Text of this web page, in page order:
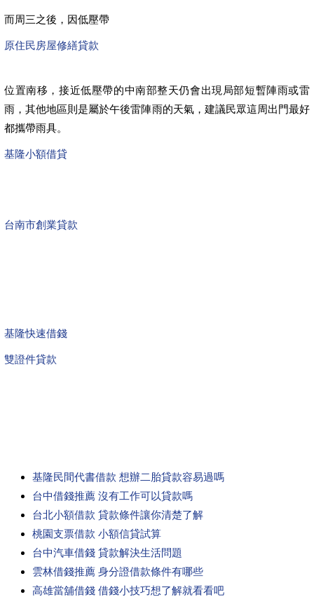
而周三之後，因低壓帶
原住民房屋修繕貸款
位置南移，接近低壓帶的中南部整天仍會出現局部短暫陣雨或雷
雨，其他地區則是屬於午後雷陣雨的天氣，建議民眾這周出門最好
都攜帶雨具。
基隆小額借貸
台南市創業貸款
基隆快速借錢
雙證件貸款
基隆民間代書借款 想辦二胎貸款容易過嗎
台中借錢推薦 沒有工作可以貸款嗎
台北小額借款 貸款條件讓你清楚了解
桃園支票借款 小額信貸試算
台中汽車借錢 貸款解決生活問題
雲林借錢推薦 身分證借款條件有哪些
高雄當舖借錢 借錢小技巧想了解就看看吧